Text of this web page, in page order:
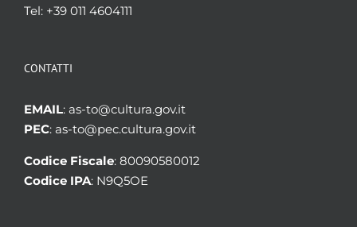
Tel: +39 011 4604111
CONTATTI
EMAIL: as-to@cultura.gov.it
PEC: as-to@pec.cultura.gov.it
Codice Fiscale: 80090580012
Codice IPA: N9Q5OE